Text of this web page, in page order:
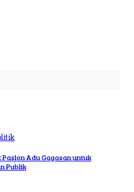
Paslon Adu Gagasan untuk
Publik